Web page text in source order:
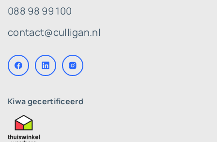
088 98 99 100
contact@culligan.nl
Kiwa gecertificeerd